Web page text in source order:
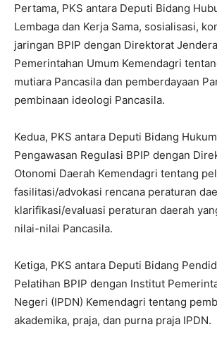
Pertama, PKS antara Deputi Bidang
Lembaga dan Kerja Sama, sosialisasi,
jaringan BPIP dengan Direktorat
Pemerintahan Umum Kemendagri
mutiara Pancasila dan pemberdayaan
pembinaan ideologi Pancasila.
Kedua, PKS antara Deputi Bidang
Pengawasan Regulasi BPIP dengan
Otonomi Daerah Kemendagri tentang
fasilitasi/advokasi rencana peraturan
klarifikasi/evaluasi peraturan daerah
nilai-nilai Pancasila.
Ketiga, PKS antara Deputi Bidang
Pelatihan BPIP dengan Institut
Negeri (IPDN) Kemendagri tentang
akademika, praja, dan purna praja IPDN.